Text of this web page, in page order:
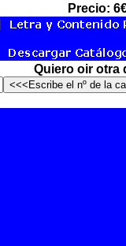
Precio:
Quiero oir otra